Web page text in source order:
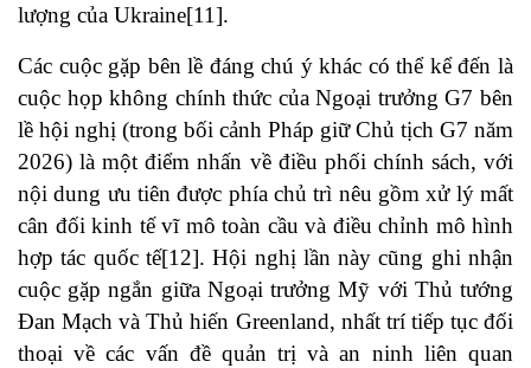
lượng của Ukraine[11].
Các cuộc gặp bên lề đáng chú ý khác có thể kể đến là
cuộc họp không chính thức của Ngoại trưởng G7 bên
lề hội nghị (trong bối cảnh Pháp giữ Chủ tịch G7 năm
2026) là một điểm nhấn về điều phối chính sách, với
nội dung ưu tiên được phía chủ trì nêu gồm xử lý mất
cân đối kinh tế vĩ mô toàn cầu và điều chỉnh mô hình
hợp tác quốc tế[12]. Hội nghị lần này cũng ghi nhận
cuộc gặp ngắn giữa Ngoại trưởng Mỹ với Thủ tướng
Đan Mạch và Thủ hiến Greenland, nhất trí tiếp tục đối
thoại về các vấn đề quản trị và an ninh liên quan